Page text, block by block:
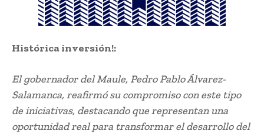
Histórica inversión!:
El gobernador del Maule, Pedro Pablo Álvarez-
Salamanca, reafirmó su compromiso con este tipo
de iniciativas, destacando que representan una
oportunidad real para transformar el desarrollo del